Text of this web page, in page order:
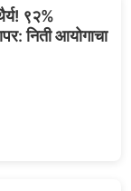
९२%
निती आयोगाचा